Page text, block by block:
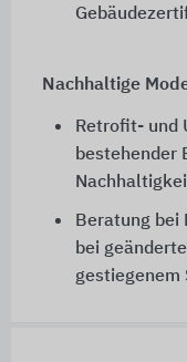
Nachhaltige
Retrofit- und
bestehender
Beratung bei
bei
gestiegenem